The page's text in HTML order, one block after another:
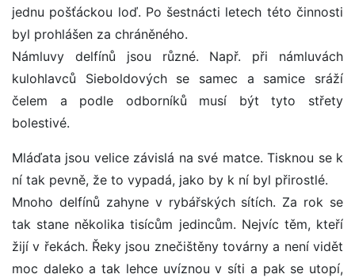
jednu pošťáckou loď. Po šestnácti letech této činnosti
byl prohlášen za chráněného.
Námluvy delfínů jsou různé. Např. při námluvách
kulohlavců Sieboldových se samec a samice sráží
čelem a podle odborníků musí být tyto střety
bolestivé.
Mláďata jsou velice závislá na své matce. Tisknou se k
ní tak pevně, že to vypadá, jako by k ní byl přirostlé.
Mnoho delfínů zahyne v rybářských sítích. Za rok se
tak stane několika tisícům jedincům. Nejvíc těm, kteří
žijí v řekách. Řeky jsou znečištěny továrny a není vidět
moc daleko a tak lehce uvíznou v síti a pak se utopí,